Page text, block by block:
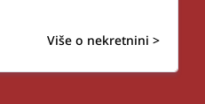
Više o nekretnini >